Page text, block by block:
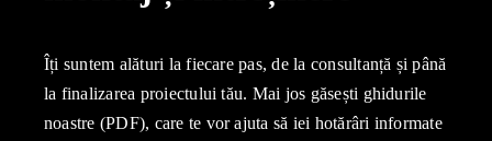
Îți suntem alături la fiecare pas, de la consultanță și până
la finalizarea proiectului tău. Mai jos găsești ghidurile
noastre (PDF), care te vor ajuta să iei hotărâri informate